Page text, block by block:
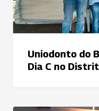
C
no
Distrito
Uniodonto do
Dia C no